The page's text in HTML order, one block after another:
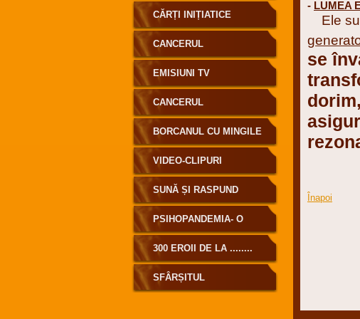
- LUMEA
Ele
se
Înapoi
CĂRȚI INIȚIATICE
CANCERUL
EMISIUNI TV
CANCERUL
BORCANUL CU MINGILE
DE GOLF
VIDEO-CLIPURI
SUNĂ ȘI RASPUND
PSIHOPANDEMIA- O
MASCARADĂ MONDIALĂ
300 EROII DE LA ........
SFÂRȘITUL